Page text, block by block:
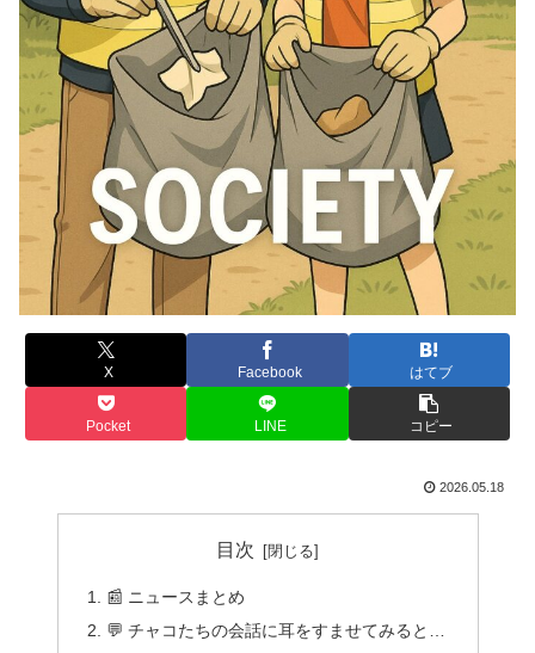
X Facebook はてブ
Pocket LINE コピー
2026.05.18
目次
📰 ニュースまとめ
💬 チャコたちの会話に耳をすませてみると…